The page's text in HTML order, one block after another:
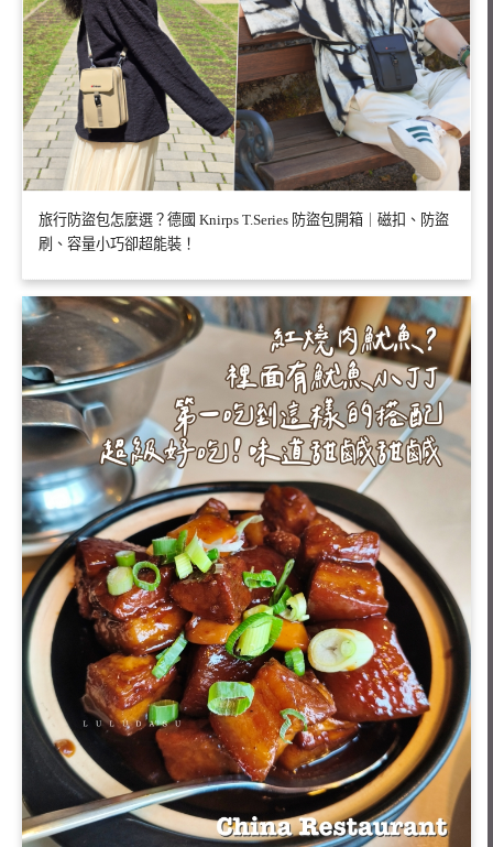
旅行防盜包怎麼選？德國 Knirps T.Series 防盜包開箱｜磁扣、防盜
刷、容量小巧卻超能裝！